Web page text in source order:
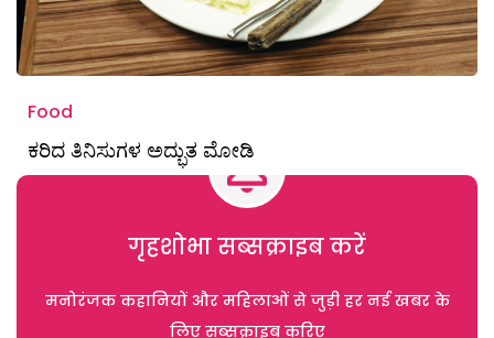
Food
ಕರಿದ ತಿನಿಸುಗಳ ಅದ್ಭುತ ಮೋಡಿ
गृहशोभा सब्सक्राइब करें
मनोरंजक कहानियों और महिलाओं से जुड़ी हर नई खबर के
लिए सब्सक्राइब करिए